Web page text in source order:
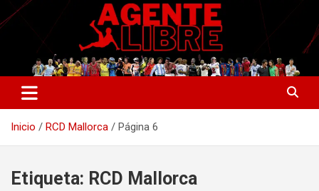
Saltar
al
Agente Libre Digital
La nueva generación del periodismo deportivo.
Inicio RCD Mallorca Página 6
Etiqueta: RCD Mallorca